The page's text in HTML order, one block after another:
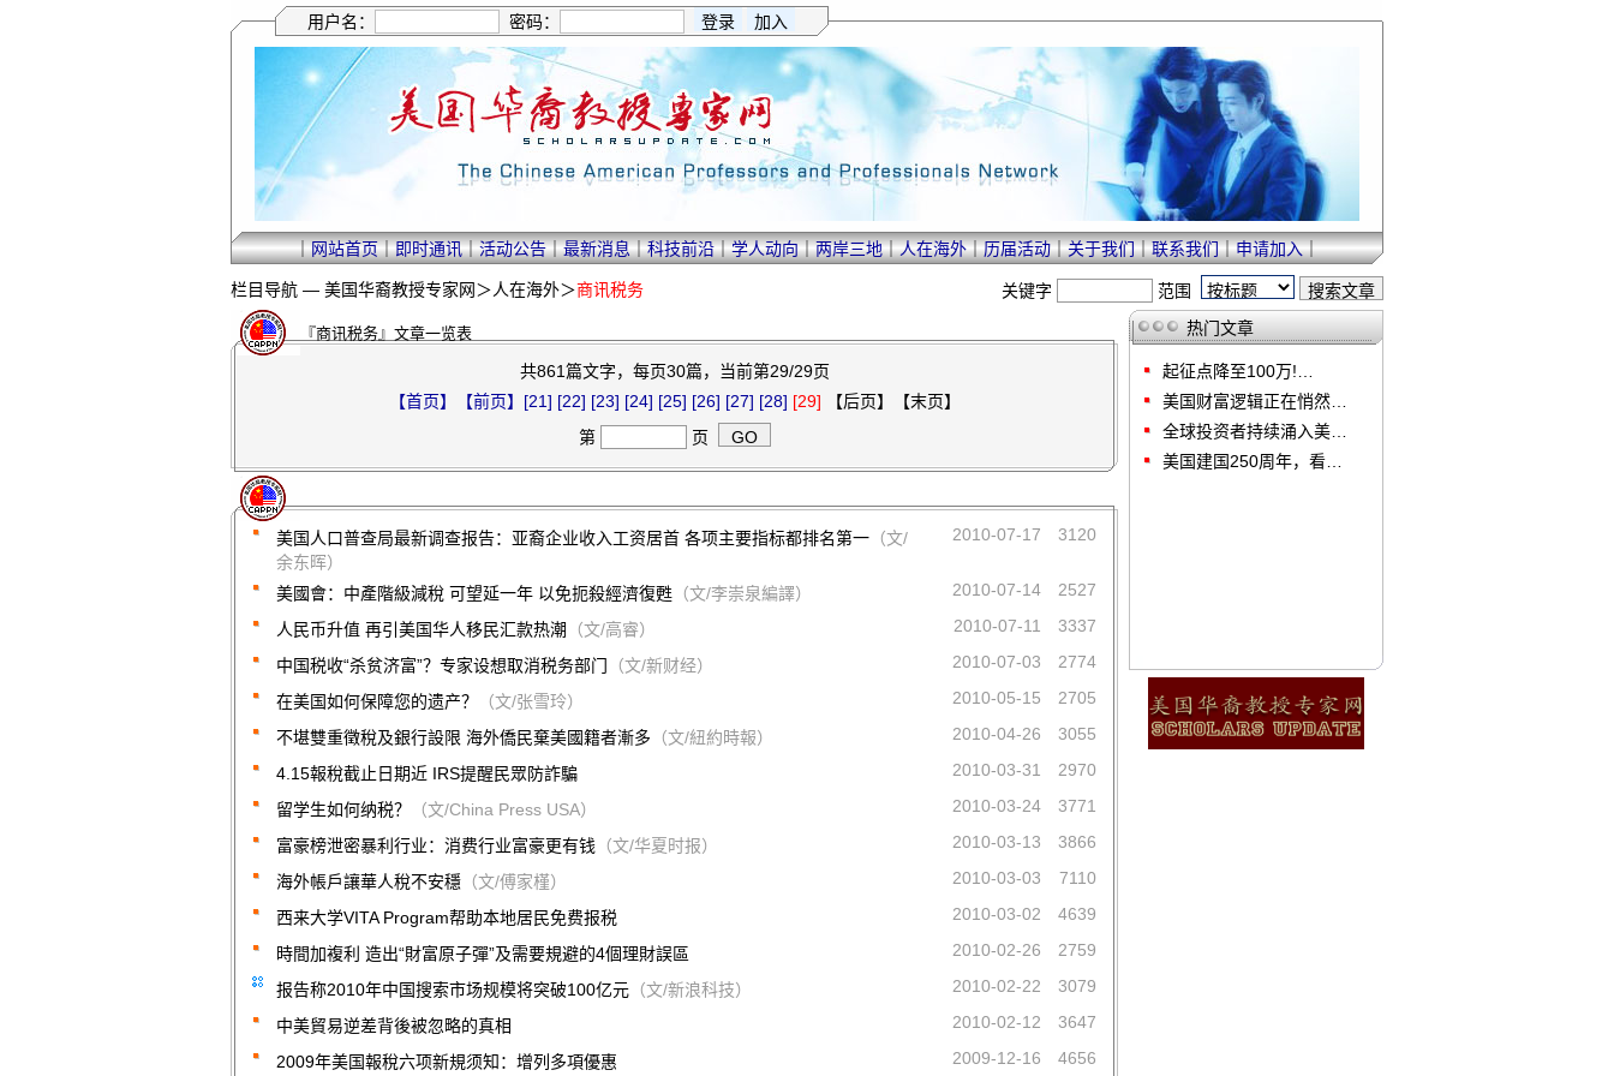
用户名： 密码：
｜网站首页｜即时通讯｜活动公告｜最新消息｜科技前沿｜学人动向｜两岸三地｜人在海外｜历届活动｜关于我们｜联系我们｜申请加入｜
栏目导航 — 美国华裔教授专家网＞人在海外＞商讯税务 关键字 范围
『商讯税务』文章一览表
共861篇文字，每页30篇，当前第29/29页
【首页】
【前页】 [21] [22] [23] [24] [25] [26] [27] [28] [29] 【后页】【末页】
第
页
美国人口普查局最新调查报告：亚裔企业收入工资居首 各项主要指标都排名第一 （文/
余东晖）
2010-07-17 3120
美國會：中產階級減稅 可望延一年 以免扼殺經濟復甦 （文/李崇泉編譯） 2010-07-14 2527
人民币升值 再引美国华人移民汇款热潮 （文/高睿） 2010-07-11 3337
中国税收“杀贫济富”？专家设想取消税务部门 （文/新财经） 2010-07-03 2774
在美国如何保障您的遗产？ （文/张雪玲） 2010-05-15 2705
不堪雙重徵稅及銀行設限 海外僑民棄美國籍者漸多 （文/紐約時報） 2010-04-26 3055
4.15報稅截止日期近 IRS提醒民眾防詐騙 2010-03-31 2970
留学生如何纳税？ （文/China Press USA） 2010-03-24 3771
富豪榜泄密暴利行业：消费行业富豪更有钱 （文/华夏时报） 2010-03-13 3866
海外帳戶讓華人稅不安穩 （文/傅家槿） 2010-03-03 7110
西来大学VITA Program帮助本地居民免费报税 2010-03-02 4639
時間加複利 造出“財富原子彈”及需要規避的4個理財誤區 2010-02-26 2759
报告称2010年中国搜索市场规模将突破100亿元 （文/新浪科技） 2010-02-22 3079
中美貿易逆差背後被忽略的真相 2010-02-12 3647
2009年美国報稅六项新規须知：增列多項優惠 2009-12-16 4656
热门文章
起征点降至100万!…
美国财富逻辑正在悄然…
全球投资者持续涌入美…
美国建国250周年，看…